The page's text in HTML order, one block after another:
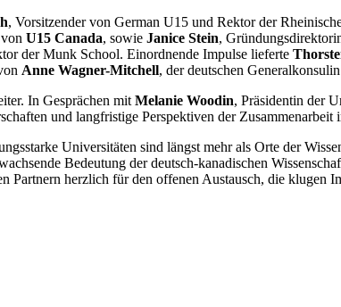
, Vorsitzender von German U15 und Rektor der
U15 Canada, sowie Janice Stein,
der Munk School. Einordnende Impulse lieferte
Anne Wagner-Mitchell, der deutschen
In Gesprächen mit Melanie Woodin, Präsidentin der
und langfristige Perspektiven der Zusammenarbeit
Universitäten sind längst mehr als Orte der
Bedeutung der deutsch-kanadischen
Partnern herzlich für den offenen Austausch, die klugen